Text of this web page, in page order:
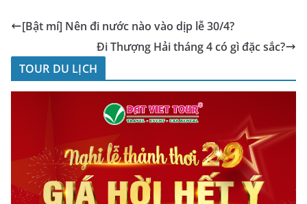
[Bật mí] Nên đi nước nào vào dịp lễ 30/4?
Đi Thượng Hải tháng 4 có gì đặc sắc?
TOUR DU LỊCH